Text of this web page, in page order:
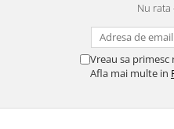
Nu
Vreau sa
Afla mai multe in